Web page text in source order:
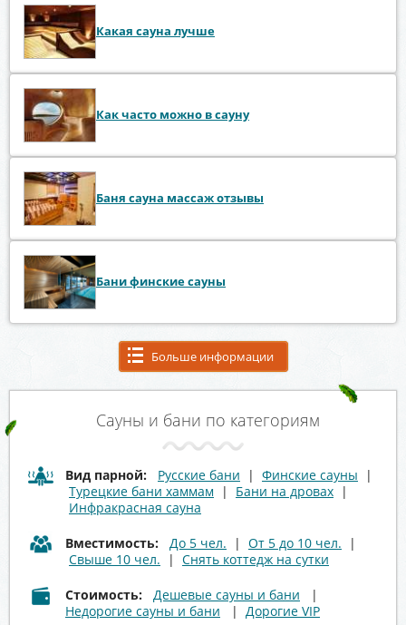
Какая сауна лучше
Как часто можно в сауну
Баня сауна массаж отзывы
Бани финские сауны
Больше информации
Сауны и бани по категориям
Вид парной: Русские бани | Финские сауны |
Турецкие бани хаммам | Бани на дровах |
Инфракрасная сауна
Вместимость: До 5 чел. | От 5 до 10 чел. |
Свыше 10 чел. | Снять коттедж на сутки
Стоимость: Дешевые сауны и бани |
Недорогие сауны и бани | Дорогие VIP